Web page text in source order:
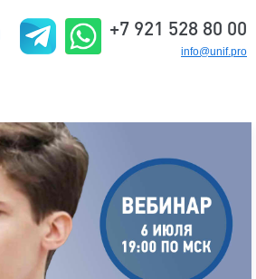
+7 921 528 80 00
info@unif.pro